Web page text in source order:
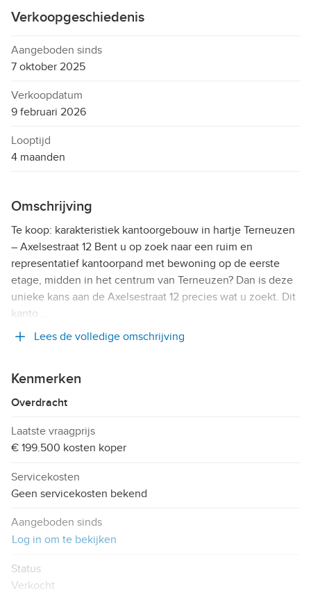
Verkoopgeschiedenis
Aangeboden sinds
7 oktober 2025
Verkoopdatum
9 februari 2026
Looptijd
4 maanden
Omschrijving
Te koop: karakteristiek kantoorgebouw in hartje Terneuzen
– Axelsestraat 12 Bent u op zoek naar een ruim en
representatief kantoorpand met bewoning op de eerste
etage, midden in het centrum van Terneuzen? Dan is deze
unieke kans aan de Axelsestraat 12 precies wat u zoekt. Dit
kanto …
Lees de volledige omschrijving
Kenmerken
Overdracht
Laatste vraagprijs
€ 199.500 kosten koper
Servicekosten
Geen servicekosten bekend
Aangeboden sinds
Log in om te bekijken
Status
Verkocht